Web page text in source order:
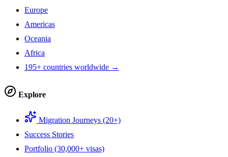
Europe
Americas
Oceania
Africa
195+ countries worldwide →
Explore
Migration Journeys (20+)
Success Stories
Portfolio (30,000+ visas)